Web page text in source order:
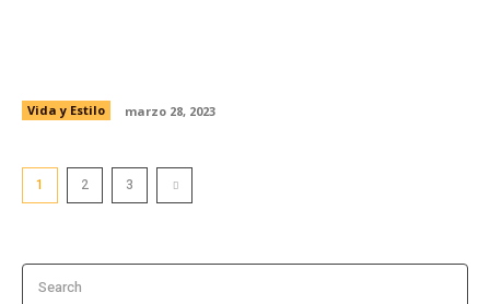
Vida y Estilo marzo 28, 2023
1 2 3
Search